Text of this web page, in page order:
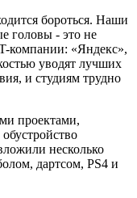
бороться. Наши
головы - это не
компании: «Яндекс»,
уводят лучших
и студиям трудно
проектами,
несколько
дартсом, PS4 и